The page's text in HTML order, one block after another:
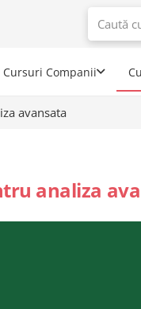
Cursuri Companii
avansata
analiza